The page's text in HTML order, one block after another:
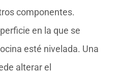
componentes.
en la que se
esté nivelada. Una
alterar el